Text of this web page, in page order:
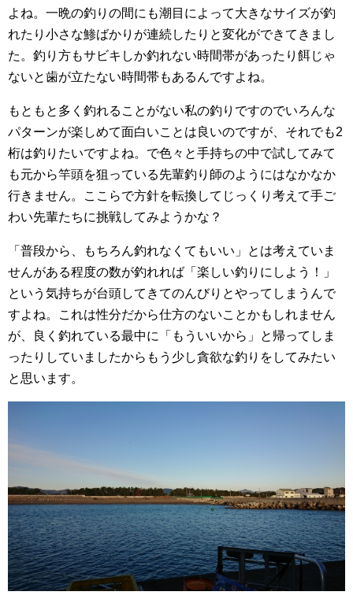
よね。一晩の釣りの間にも潮目によって大きなサイズが釣
れたり小さな鯵ばかりが連続したりと変化ができてきまし
た。釣り方もサビキしか釣れない時間帯があったり餌じゃ
ないと歯が立たない時間帯もあるんですよね。
もともと多く釣れることがない私の釣りですのでいろんな
パターンが楽しめて面白いことは良いのですが、それでも2
桁は釣りたいですよね。で色々と手持ちの中で試してみて
も元から竿頭を狙っている先輩釣り師のようにはなかなか
行きません。ここらで方針を転換してじっくり考えて手ご
わい先輩たちに挑戦してみようかな？
「普段から、もちろん釣れなくてもいい」とは考えていま
せんがある程度の数が釣れれば「楽しい釣りにしよう！」
という気持ちが台頭してきてのんびりとやってしまうんで
すよね。これは性分だから仕方のないことかもしれません
が、良く釣れている最中に「もういいから」と帰ってしま
ったりしていましたからもう少し貪欲な釣りをしてみたい
と思います。